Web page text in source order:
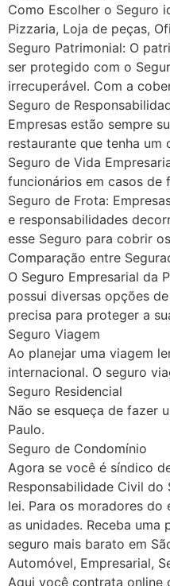
Como Escolher o Seguro
Pizzaria, Loja de peças,
Seguro Patrimonial: O
ser protegido com o
irrecuperável. Com a
Seguro de
Empresas estão sempre
restaurante que tenha
Seguro de Vida
funcionários em casos de
Seguro de Frota:
e responsabilidades
esse Seguro para cobrir
Comparação entre
O Seguro Empresarial da
possui diversas opções
precisa para proteger a
Seguro Viagem
Ao planejar uma viagem
internacional. O seguro
Seguro Residencial
Não se esqueça de fazer
Paulo.
Seguro de Condomínio
Agora se você é síndico
Responsabilidade Civil
lei. Para os moradores
as unidades. Receba uma
seguro mais barato em
Automóvel, Empresarial,
Aqui você contrata online